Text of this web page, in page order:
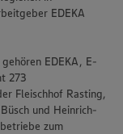
EDEKA
EDEKA, E-
273
Fleischhof Rasting,
und Heinrich-
zum